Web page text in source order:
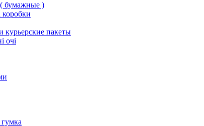
бумажные )
коробки
курьерские пакеты
очі